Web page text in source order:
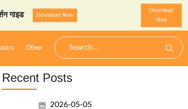
Now StarzSpeak स्पेशल:
Download
Now
Other
Recent Posts
2026-05-05